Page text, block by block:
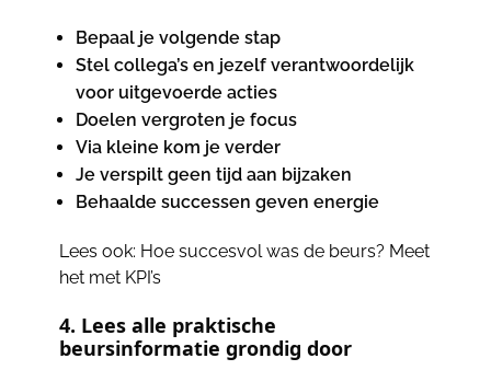
Bepaal je volgende stap
Stel collega’s en jezelf verantwoordelijk
voor uitgevoerde acties
Doelen vergroten je focus
Via kleine kom je verder
Je verspilt geen tijd aan bijzaken
Behaalde successen geven energie
Lees ook: Hoe succesvol was de beurs? Meet
het met KPI’s
4. Lees alle praktische
beursinformatie grondig door